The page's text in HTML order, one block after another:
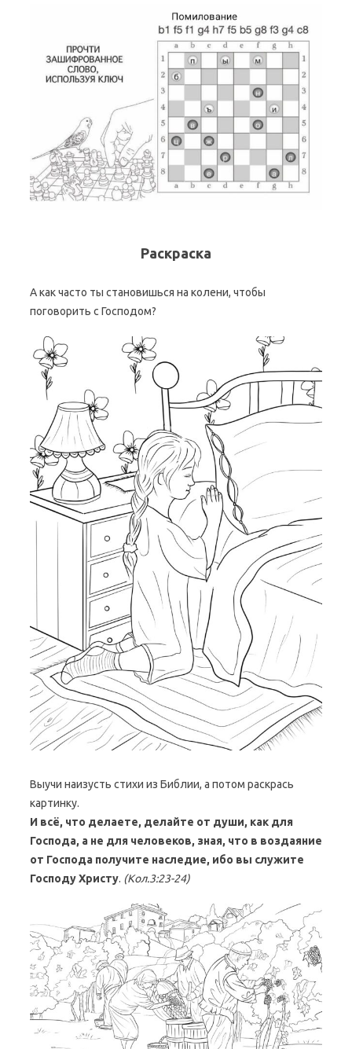
Раскраска
А как часто ты становишься на колени, чтобы
поговорить с Господом?
Выучи наизусть стихи из Библии, а потом раскрась
картинку.
И всё, что делаете, делайте от души, как для
Господа, а не для человеков, зная, что в воздаяние
от Господа получите наследие, ибо вы служите
Господу Христу. (Кол.3:23-24)